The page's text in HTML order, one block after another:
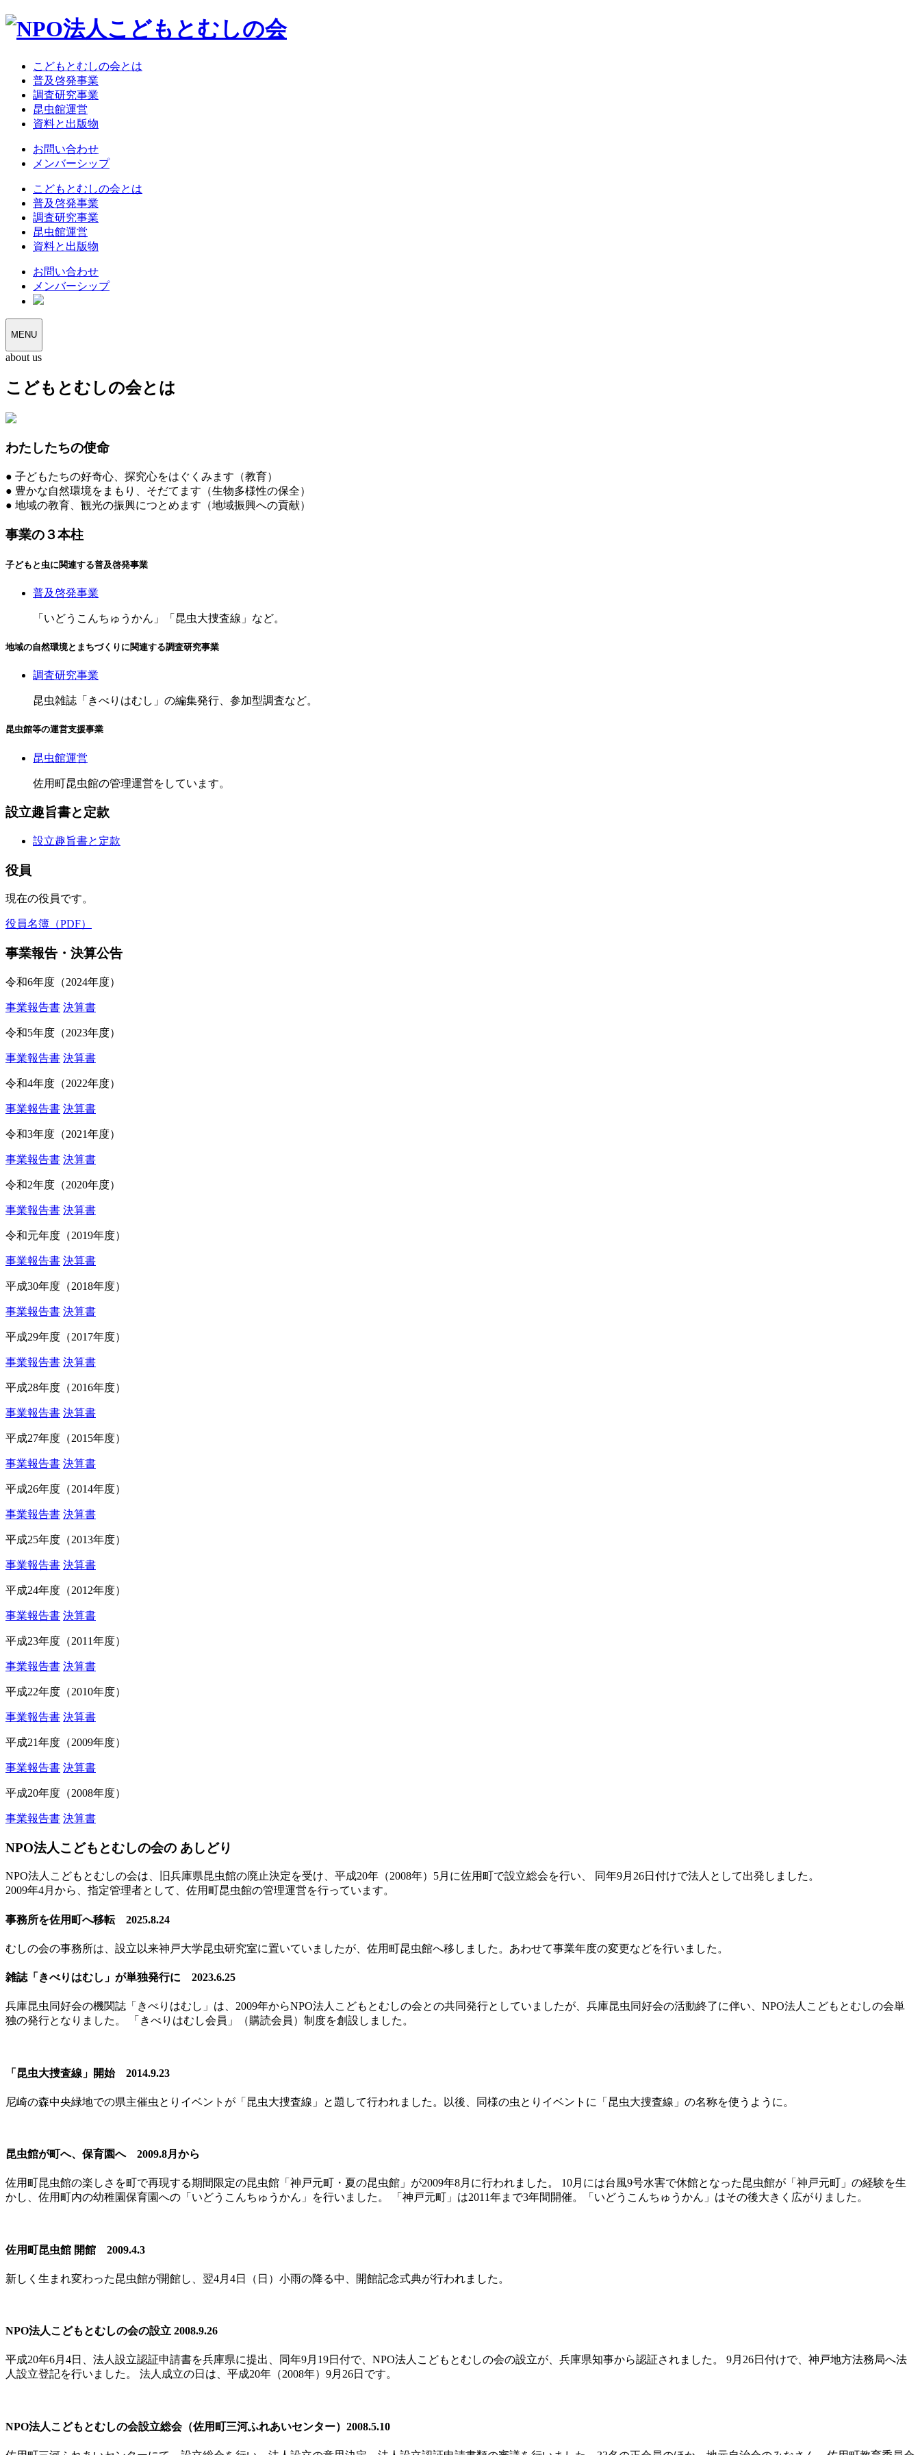
こどもとむしの会とは
普及啓発事業
調査研究事業
昆虫館運営
資料と出版物
お問い合わせ
メンバーシップ
こどもとむしの会とは
普及啓発事業
調査研究事業
昆虫館運営
資料と出版物
お問い合わせ
メンバーシップ
MENU
about us
こどもとむしの会とは
わたしたちの使命
● 子どもたちの好奇心、探究心をはぐくみます（教育）
● 豊かな自然環境をまもり、そだてます（生物多様性の保全）
● 地域の教育、観光の振興につとめます（地域振興への貢献）
事業の３本柱
子どもと虫に関連する普及啓発事業
普及啓発事業
「いどうこんちゅうかん」「昆虫大捜査線」など。
地域の自然環境とまちづくりに関連する調査研究事業
調査研究事業
昆虫雑誌「きべりはむし」の編集発行、参加型調査など。
昆虫館等の運営支援事業
昆虫館運営
佐用町昆虫館の管理運営をしています。
設立趣旨書と定款
設立趣旨書と定款
役員
現在の役員です。
役員名簿（PDF）
事業報告・決算公告
令和6年度（2024年度）
事業報告書 決算書
令和5年度（2023年度）
事業報告書 決算書
令和4年度（2022年度）
事業報告書 決算書
令和3年度（2021年度）
事業報告書 決算書
令和2年度（2020年度）
事業報告書 決算書
令和元年度（2019年度）
事業報告書 決算書
平成30年度（2018年度）
事業報告書 決算書
平成29年度（2017年度）
事業報告書 決算書
平成28年度（2016年度）
事業報告書 決算書
平成27年度（2015年度）
事業報告書 決算書
平成26年度（2014年度）
事業報告書 決算書
平成25年度（2013年度）
事業報告書 決算書
平成24年度（2012年度）
事業報告書 決算書
平成23年度（2011年度）
事業報告書 決算書
平成22年度（2010年度）
事業報告書 決算書
平成21年度（2009年度）
事業報告書 決算書
平成20年度（2008年度）
事業報告書 決算書
NPO法人こどもとむしの会の あしどり
NPO法人こどもとむしの会は、旧兵庫県昆虫館の廃止決定を受け、平成20年（2008年）5月に佐用町で設立総会を行い、 同年9月26日付けで法人として出発しました。
2009年4月から、指定管理者として、佐用町昆虫館の管理運営を行っています。
事務所を佐用町へ移転 2025.8.24
むしの会の事務所は、設立以来神戸大学昆虫研究室に置いていましたが、佐用町昆虫館へ移しました。あわせて事業年度の変更などを行いました。
雑誌「きべりはむし」が単独発行に 2023.6.25
兵庫昆虫同好会の機関誌「きべりはむし」は、2009年からNPO法人こどもとむしの会との共同発行としていましたが、兵庫昆虫同好会の活動終了に伴い、NPO法人こどもとむしの会単
独の発行となりました。 「きべりはむし会員」（購読会員）制度を創設しました。
「昆虫大捜査線」開始 2014.9.23
尼崎の森中央緑地での県主催虫とりイベントが「昆虫大捜査線」と題して行われました。以後、同様の虫とりイベントに「昆虫大捜査線」の名称を使うように。
昆虫館が町へ、保育園へ 2009.8月から
佐用町昆虫館の楽しさを町で再現する期間限定の昆虫館「神戸元町・夏の昆虫館」が2009年8月に行われました。 10月には台風9号水害で休館となった昆虫館が「神戸元町」の経験を生
かし、佐用町内の幼稚園保育園への「いどうこんちゅうかん」を行いました。 「神戸元町」は2011年まで3年間開催。「いどうこんちゅうかん」はその後大きく広がりました。
佐用町昆虫館 開館 2009.4.3
新しく生まれ変わった昆虫館が開館し、翌4月4日（日）小雨の降る中、開館記念式典が行われました。
NPO法人こどもとむしの会の設立 2008.9.26
平成20年6月4日、法人設立認証申請書を兵庫県に提出、同年9月19日付で、NPO法人こどもとむしの会の設立が、兵庫県知事から認証されました。 9月26日付けで、神戸地方法務局へ法
人設立登記を行いました。 法人成立の日は、平成20年（2008年）9月26日です。
NPO法人こどもとむしの会設立総会（佐用町三河ふれあいセンター）2008.5.10